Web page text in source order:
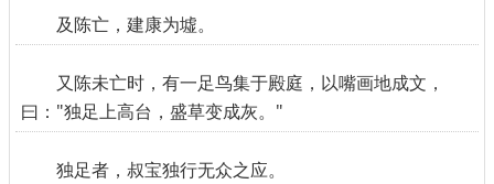
及陈亡，建康为墟。
又陈未亡时，有一足鸟集于殿庭，以嘴画地成文，
曰："独足上高台，盛草变成灰。"
独足者，叔宝独行无众之应。